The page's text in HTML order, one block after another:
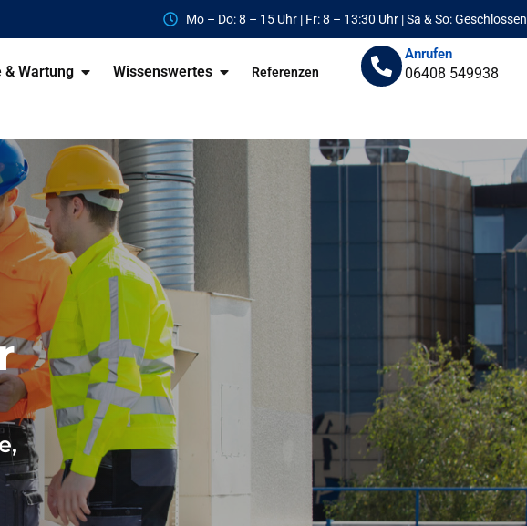
Mo – Do: 8 – 15 Uhr | Fr: 8 – 13:30 Uhr | Sa & So: Geschlossen
& Wartung Wissenswertes Referenzen
Anrufen
06408 549938